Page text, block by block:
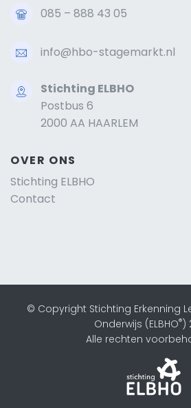
085 – 888 43 05
info@hbo-stagemarkt.nl
Stichting ELBHO
Postbus 6
2000 AA HAARLEM
OVER ONS
Stichting ELBHO
Contact
© Copyright Stichting Erkenning
Onderwijs (ELBHO®)
Alle rechten